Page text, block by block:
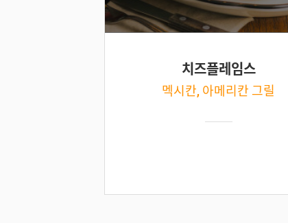
치즈플레임스
멕시칸, 아메리칸 그릴